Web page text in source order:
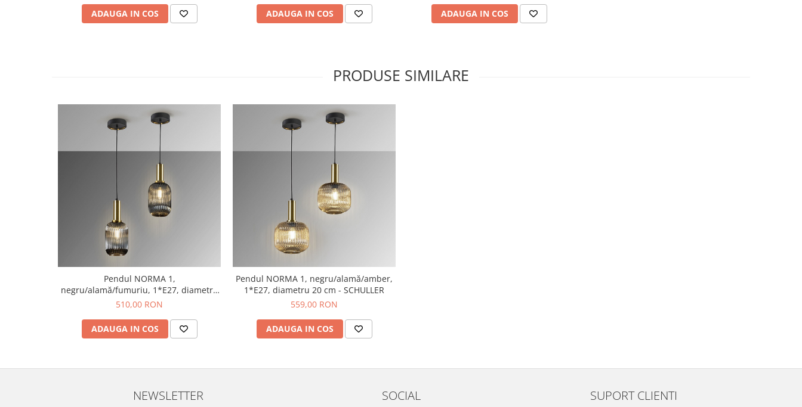
ADAUGA IN COS ADAUGA IN COS ADAUGA IN COS
PRODUSE SIMILARE
Pendul NORMA 1,
negru/alamă/fumuriu, 1*E27, diametru
14 cm - SCHULLER
510,00 RON
ADAUGA IN COS
Pendul NORMA 1, negru/alamă/amber,
1*E27, diametru 20 cm - SCHULLER
559,00 RON
ADAUGA IN COS
NEWSLETTER SOCIAL SUPORT CLIENTI